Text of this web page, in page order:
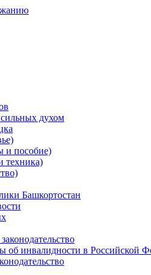
духом
и пособие)
техника)
Башкортостан
об инвалидности в Российской